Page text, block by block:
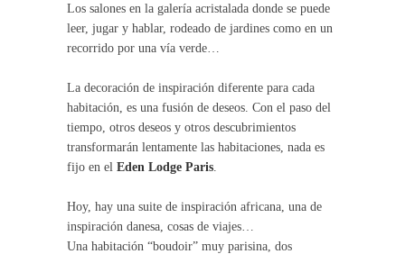
Los salones en la galería acristalada donde se puede
leer, jugar y hablar, rodeado de jardines como en un
recorrido por una vía verde…
La decoración de inspiración diferente para cada
habitación, es una fusión de deseos. Con el paso del
tiempo, otros deseos y otros descubrimientos
transformarán lentamente las habitaciones, nada es
fijo en el Eden Lodge Paris
Hoy, hay una suite de inspiración africana, una de
inspiración danesa, cosas de viajes…
Una habitación “boudoir” muy parisina, dos